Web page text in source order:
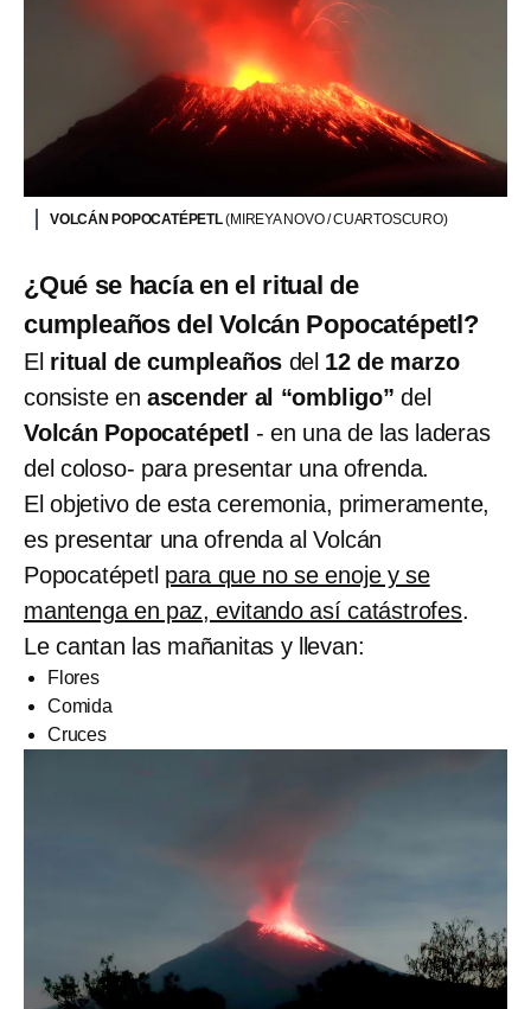
VOLCÁN POPOCATÉPETL(MIREYA NOVO / CUARTOSCURO)
¿Qué se hacía en el ritual de
cumpleaños del Volcán Popocatépetl?
El ritual de cumpleaños del 12 de marzo
consiste en ascender al “ombligo” del
Volcán Popocatépetl- en una de las laderas
del coloso- para presentar una ofrenda.
El objetivo de esta ceremonia, primeramente,
es presentar una ofrenda al Volcán
Popocatépetl para que no se enoje y se
mantenga en paz, evitando así catástrofes.
Le cantan las mañanitas y llevan:
Flores
Comida
Cruces